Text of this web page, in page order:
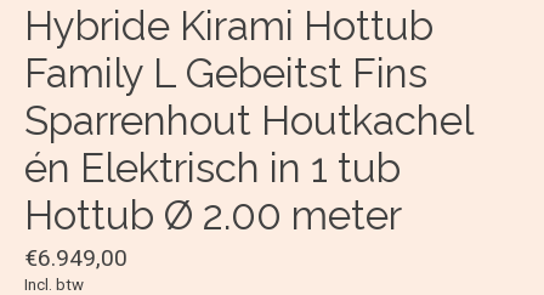
Hybride Kirami Hottub
Family L Gebeitst Fins
Sparrenhout Houtkachel
én Elektrisch in 1 tub
Hottub Ø 2.00 meter
€6.949,00
Incl. btw